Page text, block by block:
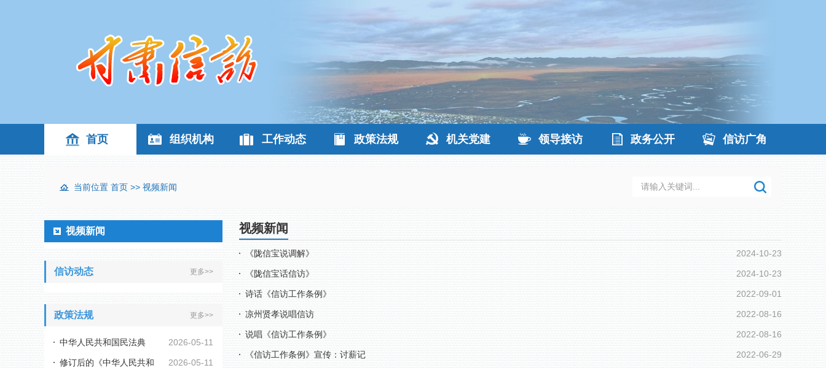
首页 组织机构 工作动态 政策法规 机关党建 领导接访 政务公开 信访广角
当前位置 首页 >> 视频新闻
视频新闻
信访动态 更多>>
政策法规 更多>>
2026-05-11
中华人民共和国民法典
2026-05-11
修订后的《中华人民共和
视频新闻
2024-10-23
《陇信宝说调解》
2024-10-23
《陇信宝话信访》
2022-09-01
诗话《信访工作条例》
2022-08-16
凉州贤孝说唱信访
2022-08-16
说唱《信访工作条例》
2022-06-29
《信访工作条例》宣传：讨薪记